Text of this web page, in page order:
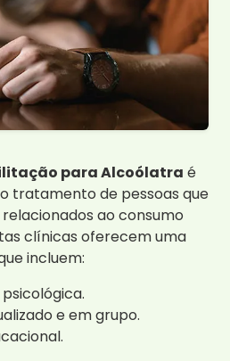
para Alcoólatra é
tratamento de pessoas que
ao consumo
clínicas oferecem uma
incluem:
e em grupo.